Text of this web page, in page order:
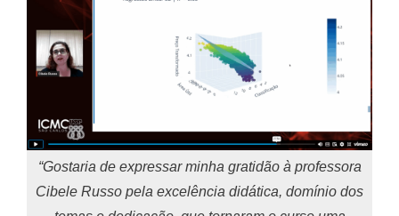
“Gostaria de expressar minha gratidão à professora
Cibele Russo pela excelência didática, domínio dos